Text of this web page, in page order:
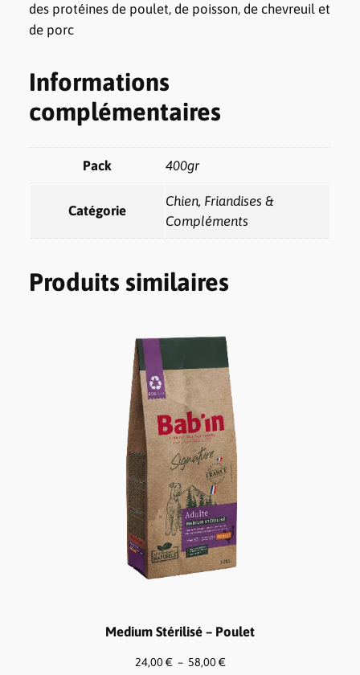
des protéines de poulet, de poisson, de chevreuil et
de porc
Informations
complémentaires
Pack 400gr
Catégorie
Chien, Friandises &
Compléments
Produits similaires
Medium Stérilisé – Poulet
24,00€ – 58,00€Plage